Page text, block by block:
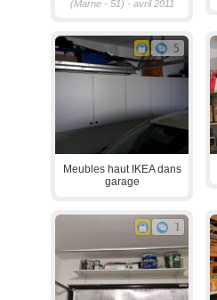
(Marne - 51) - avril 2011
5
Meubles haut IKEA dans
garage
1